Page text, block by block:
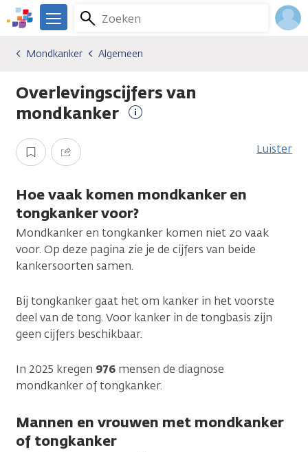
Overslaan
en
gaan
We
er
je.
Kanker.nl
Zoeken
Menu
Kankersoorten
Mondkanker
Algemeen
Mondkanker Algemeen
Overlevingscijfers van
mondkanker
Opslaan Delen Luister
Hoe vaak komen mondkanker en
tongkanker voor?
Mondkanker en tongkanker komen niet zo vaak
voor. Op deze pagina zie je de cijfers van beide
kankersoorten samen.
Bij tongkanker gaat het om kanker in het voorste
deel van de tong. Voor kanker in de tongbasis zijn
geen cijfers beschikbaar.
In 2025 kregen 976 mensen de diagnose
mondkanker of tongkanker.
Mannen en vrouwen met mondkanker
of tongkanker